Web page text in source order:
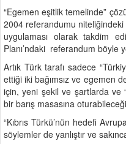
“Egemen eşitlik temelinde”
2004 referandumu
uygulaması olarak takdim
Planı’ndaki referandum böyle
Artık Türk tarafı sadece
ettiği iki bağımsız ve egemen
için, yeni şekil ve şartlarda ve
bir barış masasına
“Kıbrıs Türkü’nün hedefi
söylemler de yanlıştır ve